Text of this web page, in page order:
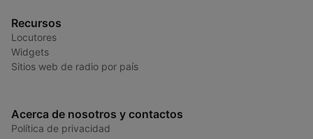
Recursos
Locutores
Widgets
Sitios web de radio por país
Acerca de nosotros y contactos
Política de privacidad